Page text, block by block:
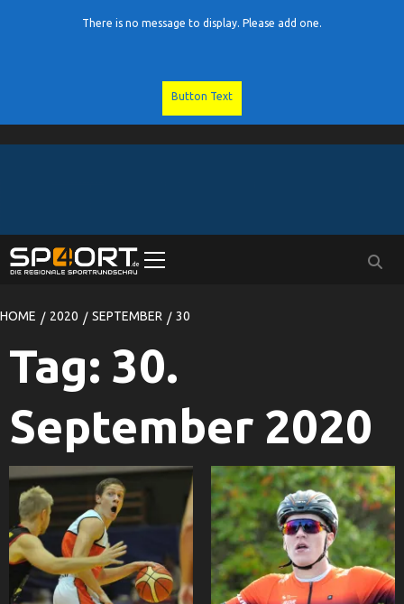
There is no message to display. Please add one.
Button Text
HOME 2020 SEPTEMBER 30
Tag: 30.
September 2020